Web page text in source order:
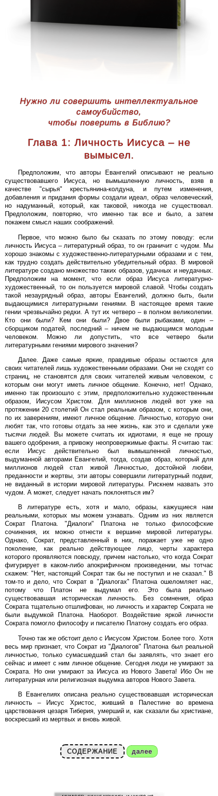
Нужно ли совершить интеллектуальное
самоубийство,
чтобы поверить в Библию?
Глава 1: Личность Иисуса – не
вымысел.
Предположим, что авторы Евангелий описывают не реально
существовавшего Иисуса, но вымышленную личность, взяв в
качестве "сырья" крестьянина-колдуна, и путем изменения,
добавления и придания формы создали идеал, образ человеческий,
но надуманный, который, как таковой, никогда не существовал.
Предположим, повторяю, что именно так все и было, а затем
покажем смысл наших соображений.
Первое, что можно было бы сказать по этому поводу: если
личность Иисуса – литературный образ, то он граничит с чудом. Мы
хорошо знакомы с художественно-литературными образами и с тем,
как трудно создать действительно убедительный образ. В мировой
литературе создано множество таких образов, удачных и неудачных.
Предположим на момент, что если образ Иисуса литературно-
художественный, то он пользуется мировой славой. Чтобы создать
такой незаурядный образ, авторы Евангелий, должно быть, были
выдающимися литературными гениями. В настоящее время такие
гении чрезвычайно редки. А тут их четверо – в полном великолепии.
Кто они были? Кем они были? Двое были рыбаками, один –
сборщиком податей, последний – ничем не выдающимся молодым
человеком. Можно ли допустить, что все четверо были
литературными гениями мирового значения?
Далее. Даже самые яркие, правдивые образы остаются для
своих читателей лишь художественными образами. Они не сходят со
страниц, не становятся для своих читателей живым человеком, с
которым они могут иметь личное общение. Конечно, нет! Однако,
именно так произошло с этим, предположительно художественным
образом, Иисусом Христом. Для миллионов людей вот уже на
протяжении 20 столетий Он стал реальным образом, с которым они,
по их заверениям, имеют личное общение. Личностью, которую они
любят так, что готовы отдать за нее жизнь, как это и сделали уже
тысячи людей. Вы можете считать их идиотами, я еще не прошу
вашего одобрения, а привожу неопровержимые факты. Я считаю так:
если Иисус действительно был вымышленной личностью,
выдуманной авторами Евангелий, тогда, создав образ, который для
миллионов людей стал живой Личностью, достойной любви,
преданности и жертвы, эти авторы совершили литературный подвиг,
не виданный в истории мировой литературы. Рискнем назвать это
чудом. А может, следует начать поклоняться им?
В литературе есть, хотя и мало, образы, кажущиеся нам
реальными, которых мы можем узнавать. Одним из них является
Сократ Платона. "Диалоги" Платона не только философские
сочинения, их можно отнести к вершине мировой литературы.
Однако, Сократ, представленный в них, поражает уже не одно
поколение, как реально действующее лицо, черты характера
которого проявляются повсюду, причем настолько, что когда Сократ
фигурирует в каком-либо апокрифичном произведении, мы тотчас
скажем: "Нет, настоящий Сократ так бы не поступил и не сказал." В
том-то и дело, что Сократ в "Диалогах" Платона ошеломляет нас,
потому что Платон не выдумал его. Это была реально
существовавшая историческая личность. Без сомнения, образ
Сократа тщательно отшлифован, но личность и характер Сократа не
были выдумкой Платона. Наоборот. Воздействие яркой личности
Сократа помогло философу и писателю Платону создать его образ.
Точно так же обстоит дело с Иисусом Христом. Более того. Хотя
весь мир признает, что Сократ из "Диалогов" Платона был реальной
личностью, только сумасшедший стал бы заявлять, что знает его
сейчас и имеет с ним личное общение. Сегодня люди не умирают за
Сократа. Но они умирают за Иисуса из Нового Завета! Ибо Он не
литературная или религиозная выдумка авторов Нового Завета.
В Евангелиях описана реально существовавшая историческая
личность – Иисус Христос, живший в Палестине во времена
царствования цезаря Тиберия, умерший и, как сказали бы христиане,
воскресший из мертвых и вновь живой.
СОДЕРЖАНИЕ далее